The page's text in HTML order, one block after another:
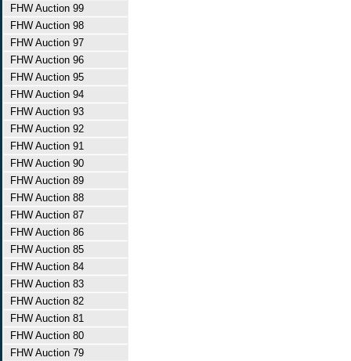
FHW Auction 99
FHW Auction 98
FHW Auction 97
FHW Auction 96
FHW Auction 95
FHW Auction 94
FHW Auction 93
FHW Auction 92
FHW Auction 91
FHW Auction 90
FHW Auction 89
FHW Auction 88
FHW Auction 87
FHW Auction 86
FHW Auction 85
FHW Auction 84
FHW Auction 83
FHW Auction 82
FHW Auction 81
FHW Auction 80
FHW Auction 79